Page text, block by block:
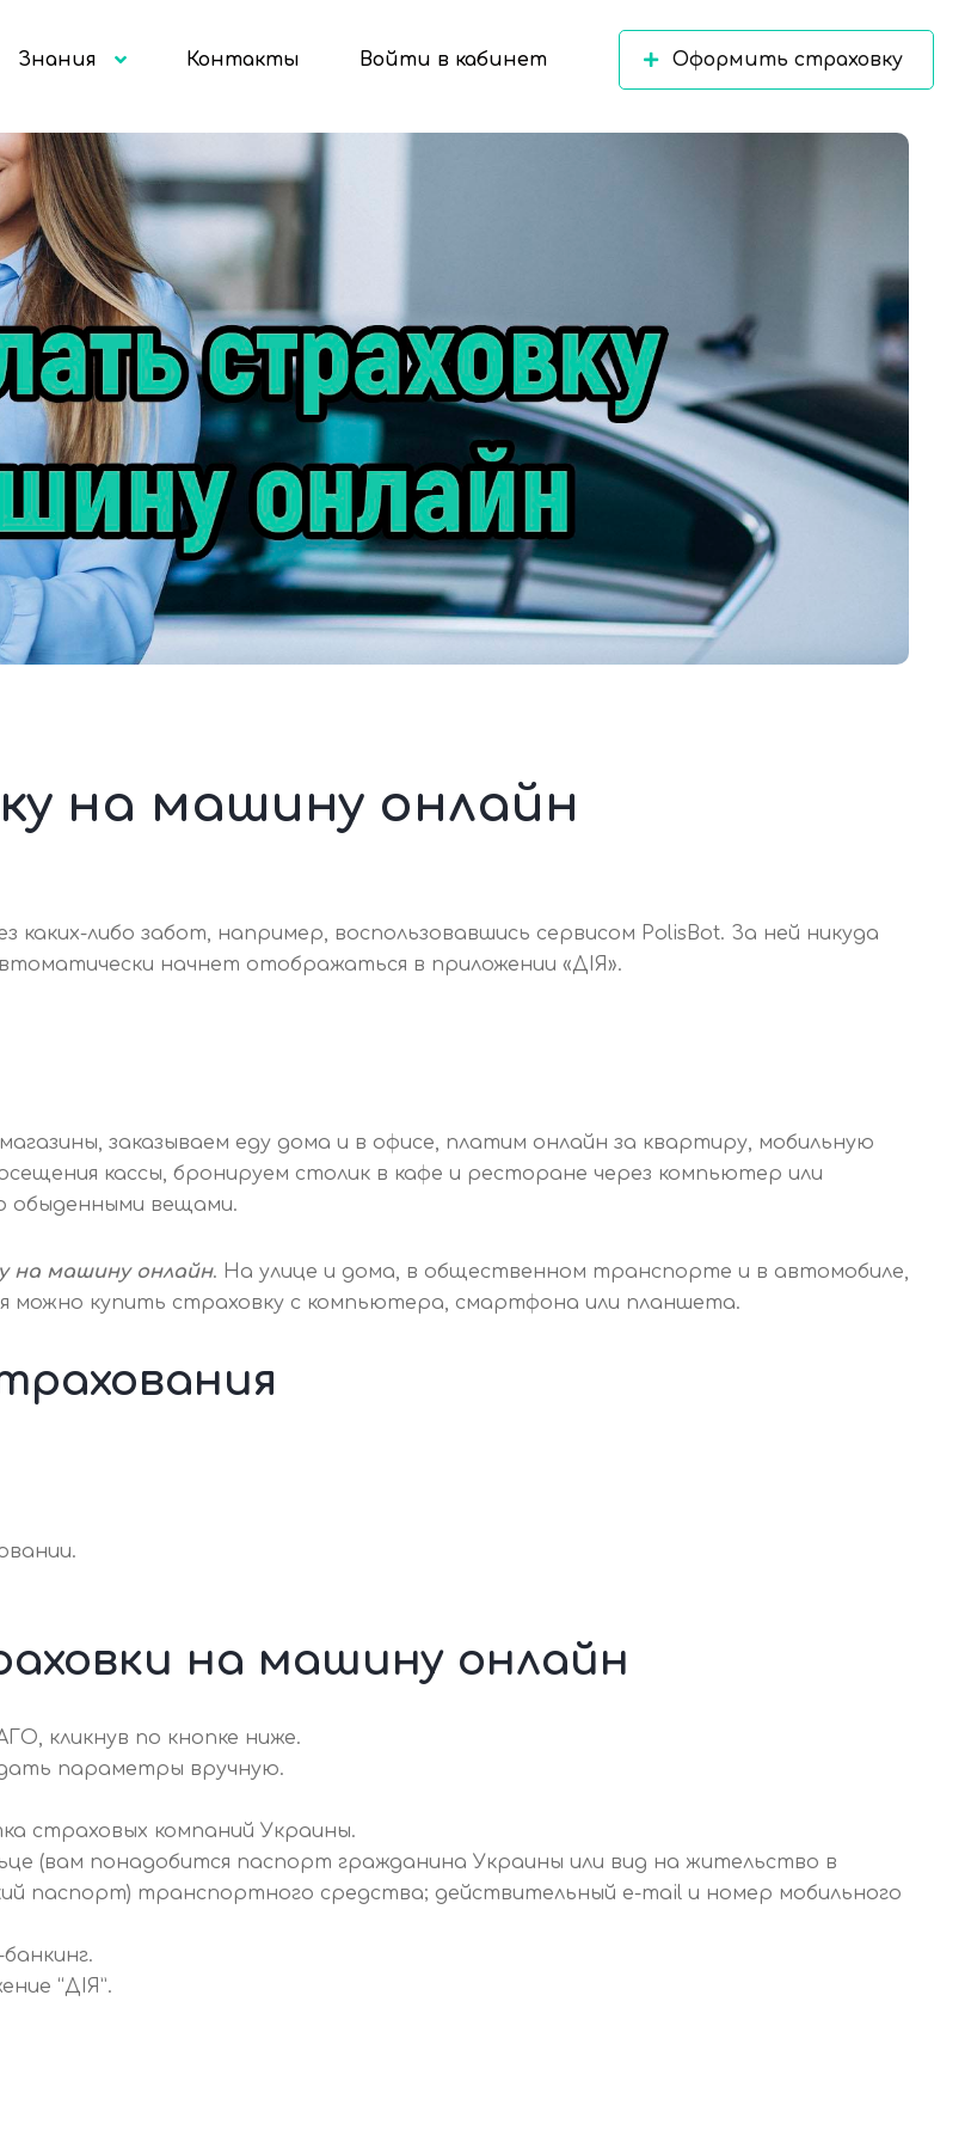
Знания Контакты Войти в кабинет Оформить страховку
на машину онлайн
либо забот, например, воспользовавшись сервисом PolisBot. За ней никуда
начнет отображаться в приложении «ДIЯ».
заказываем еду дома и в офисе, платим онлайн за квартиру, мобильную
кассы, бронируем столик в кафе и ресторане через компьютер или
обыденными вещами.
на машину онлайн. На улице и дома, в общественном транспорте и в автомобиле,
можно купить страховку с компьютера, смартфона или планшета.
на машину онлайн
кликнув по кнопке ниже.
параметры вручную.
страховых компаний Украины.
(вам понадобится паспорт гражданина Украины или вид на жительство в
паспорт) транспортного средства; действительный e-mail и номер мобильного
“ДІЯ”.